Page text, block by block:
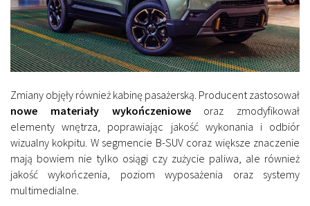
Zmiany objęły również kabinę pasażerską. Producent zastosował
nowe materiały wykończenioweoraz zmodyfikował
elementy wnętrza, poprawiając jakość wykonania i odbiór
wizualny kokpitu. W segmencie B-SUV coraz większe znaczenie
mają bowiem nie tylko osiągi czy zużycie paliwa, ale również
jakość wykończenia, poziom wyposażenia oraz systemy
multimedialne.